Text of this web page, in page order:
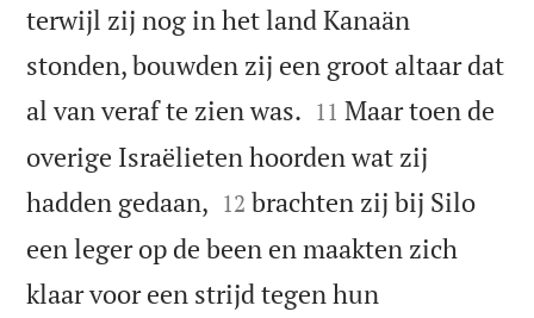
terwijl zij nog in het land Kanaän
stonden, bouwden zij een groot altaar dat
al van veraf te zien was. 

11 Maar toen de
overige Israëlieten hoorden wat zij
hadden gedaan, 

12 brachten zij bij Silo
een leger op de been en maakten zich
klaar voor een strijd tegen hun